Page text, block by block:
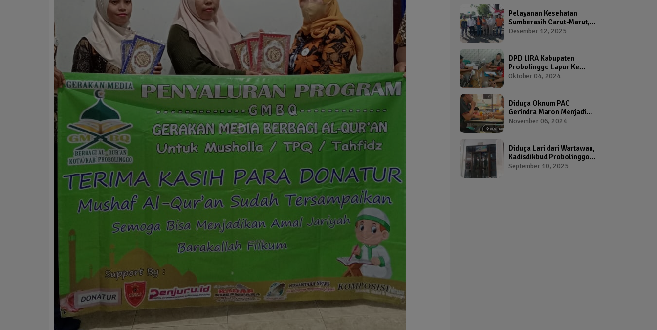
Pelayanan Kesehatan
Sumberasih Carut-Marut,
Kepala Puskesmas dan
Desember 12, 2025
DPD LIRA Kabupaten
Probolinggo Lapor Ke
Bawaslu Terkait Dugaan
Bupati Probolinggo
Oktober 04, 2024
Diduga Oknum PAC
Gerindra Maron Menjadi
Broker Proposal Dana
November 06, 2024
Diduga Lari dari Wartawan,
Kadisdikbud Probolinggo
Bikin Geram Ketua IWP
September 10, 2025